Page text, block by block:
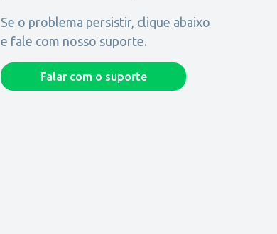
Se o problema persistir, clique abaixo
e fale com nosso suporte.
Falar com o suporte